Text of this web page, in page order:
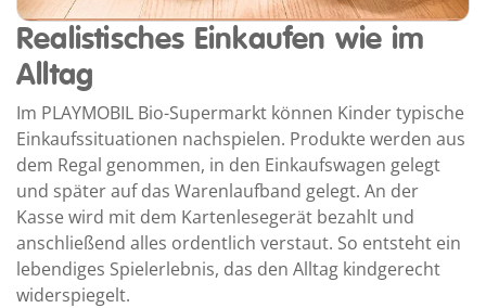
Realistisches Einkaufen wie im
Alltag
Im PLAYMOBIL Bio-Supermarkt können Kinder typische
Einkaufssituationen nachspielen. Produkte werden aus
dem Regal genommen, in den Einkaufswagen gelegt
und später auf das Warenlaufband gelegt. An der
Kasse wird mit dem Kartenlesegerät bezahlt und
anschließend alles ordentlich verstaut. So entsteht ein
lebendiges Spielerlebnis, das den Alltag kindgerecht
widerspiegelt.